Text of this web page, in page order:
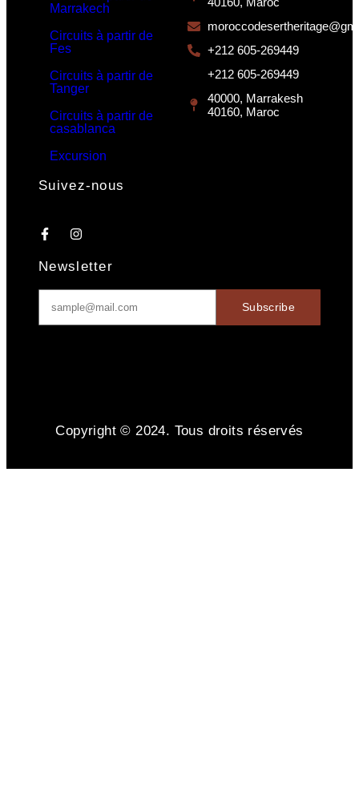
Marrakech
Circuits à partir de
Fes
Circuits à partir de
Tanger
Circuits à partir de
casablanca
Excursion
+212 605-269449
+212 605-269449
40000, Marrakesh
40160, Maroc
Suivez-nous
Newsletter
Subscribe
Copyright © 2024. Tous droits réservés